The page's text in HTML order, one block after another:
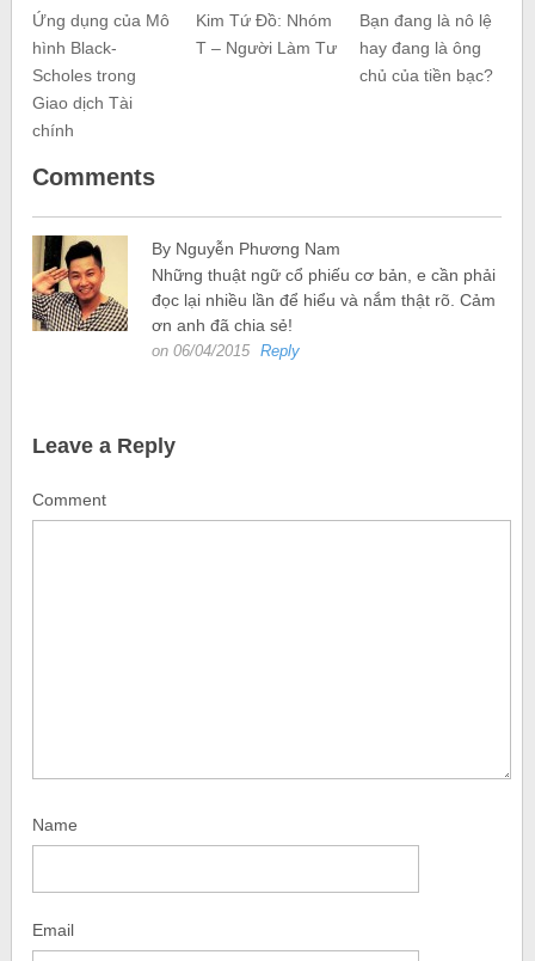
Ứng dụng của Mô
hình Black-
Scholes trong
Giao dịch Tài
chính
Kim Tứ Đồ: Nhóm
T – Người Làm Tư
Bạn đang là nô lệ
hay đang là ông
chủ của tiền bạc?
Comments
By Nguyễn Phương Nam
Những thuật ngữ cổ phiếu cơ bản, e cần phải
đọc lại nhiều lần để hiểu và nắm thật rõ. Cảm
ơn anh đã chia sẻ!
on 06/04/2015 Reply
Leave a Reply
Comment
Name
Email